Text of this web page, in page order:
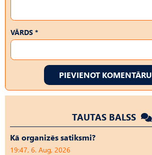
VĀRDS *
PIEVIENOT KOMENTĀRU
TAUTAS BALSS
Kā organizēs satiksmi?
19:47, 6. Aug, 2026